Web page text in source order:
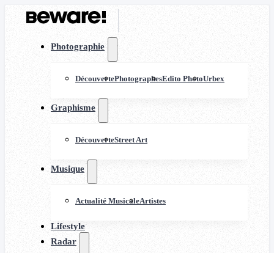
Photographie
DécouvertePhotographesEdito PhotoUrbex
Graphisme
DécouverteStreet Art
Musique
Actualité MusicaleArtistes
Lifestyle
Radar